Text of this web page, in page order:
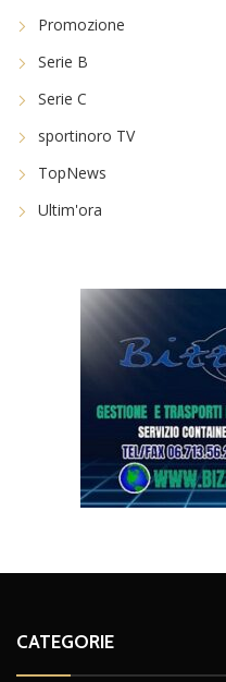
Promozione
Serie B
Serie C
sportinoro TV
TopNews
Ultim'ora
CATEGORIE